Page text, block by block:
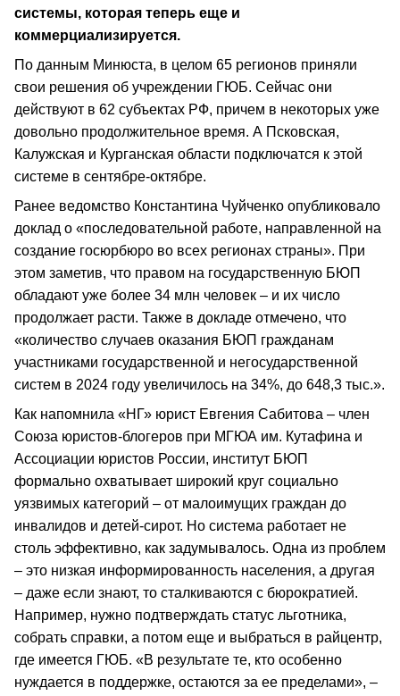
системы, которая теперь еще и
коммерциализируется.
По данным Минюста, в целом 65 регионов приняли
свои решения об учреждении ГЮБ. Сейчас они
действуют в 62 субъектах РФ, причем в некоторых уже
довольно продолжительное время. А Псковская,
Калужская и Курганская области подключатся к этой
системе в сентябре-октябре.
Ранее ведомство Константина Чуйченко опубликовало
доклад о «последовательной работе, направленной на
создание госюрбюро во всех регионах страны». При
этом заметив, что правом на государственную БЮП
обладают уже более 34 млн человек – и их число
продолжает расти. Также в докладе отмечено, что
«количество случаев оказания БЮП гражданам
участниками государственной и негосударственной
систем в 2024 году увеличилось на 34%, до 648,3 тыс.».
Как напомнила «НГ» юрист Евгения Сабитова – член
Союза юристов-блогеров при МГЮА им. Кутафина и
Ассоциации юристов России, институт БЮП
формально охватывает широкий круг социально
уязвимых категорий – от малоимущих граждан до
инвалидов и детей-сирот. Но система работает не
столь эффективно, как задумывалось. Одна из проблем
– это низкая информированность населения, а другая
– даже если знают, то сталкиваются с бюрократией.
Например, нужно подтверждать статус льготника,
собрать справки, а потом еще и выбраться в райцентр,
где имеется ГЮБ. «В результате те, кто особенно
нуждается в поддержке, остаются за ее пределами», –